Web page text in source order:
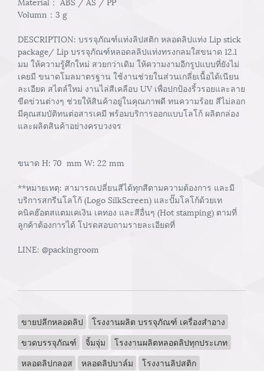
Volumn：3 g
DESCRIPTION: บรรจุภัณฑ์แท่งลิปสติก หลอดลิปแท่ง Lip stick
package/ Lip บรรจุภัณฑ์หลอดลลิปแท่งทรงกลมใสขนาด 12.1
มม ให้ความรู้ศึกใหม่ สวยกว่าเดิม ให้ความงามอีกรูปแบบที่ยังไม่
เคยมี ขนาดโมลมาตรฐาน ใช้งานช่วยในส่วนเกลี่ยเนื้อได้เนียน
ละเอียด สไตล์ใหม่ งานไล่สีเคลือบ UV เพื่อปกป้องริ้วรอยและลาย
ขีดข่วนต่างๆ ช่วยให้สินค้าอยู่ในคุณภาพดี ทนความร้อย สีไม่ลอก
มีคุณสมบัติทนต่อสารเคมี พร้อมบริการออกแบบโลโก้ ผลิตกล่อง
และผลิตสินค้าอย่างครบวงจร
ขนาด H: 70 mm W: 22 mm
**หมายเหตุ: สามารถเปลี่ยนสีได้ทุกสีตามความต้องการ และมี
บริการสกรีนโลโก้ (Logo SilkScreen) และปั๊มโลโก้ด้วยเท
คนิคฮ๊อตสแตมเคเงิน เคทอง และสีอื่นๆ (Hot stamping) ตามที่
ลูกค้าต้องการได้ โปรดสอบถามรายละเอียดที่
LINE: @packingroom
ขายปลีกหลอดลิป
โรงงานผลิต บรรจุภัณฑ์ เครื่องสำอาง
ขวดบรรจุภัณฑ์
จิ้มจุ่ม
โรงงานผลิตหลอดลิปทุกประเภท
หลอดลิปกลอส
หลอดลิปบาล์ม
โรงงานลิปสติก